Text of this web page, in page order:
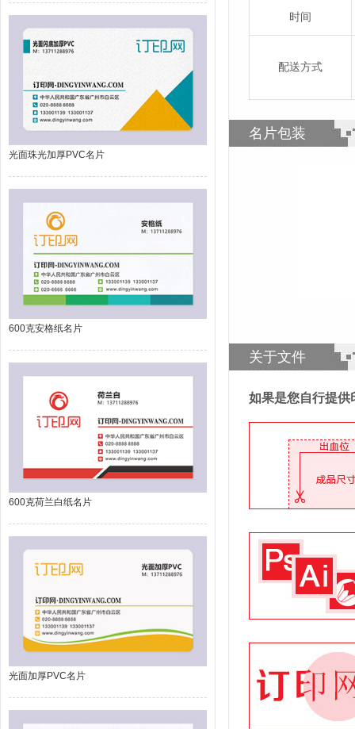
光面珠光加厚PVC名片
600克安格纸名片
600克荷兰白纸名片
光面加厚PVC名片
时间
配送方式
名片包装
关于文件
如果是您自行提供